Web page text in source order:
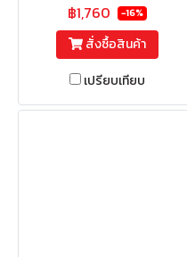
฿1,760 -16%
สั่งซื้อสินค้า
เปรียบเทียบ